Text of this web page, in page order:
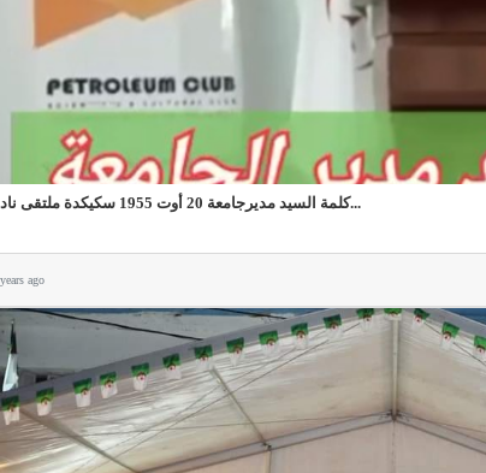
كلمة السيد مديرجامعة 20 أوت 1955 سكيكدة ملتقى نادي...
ago